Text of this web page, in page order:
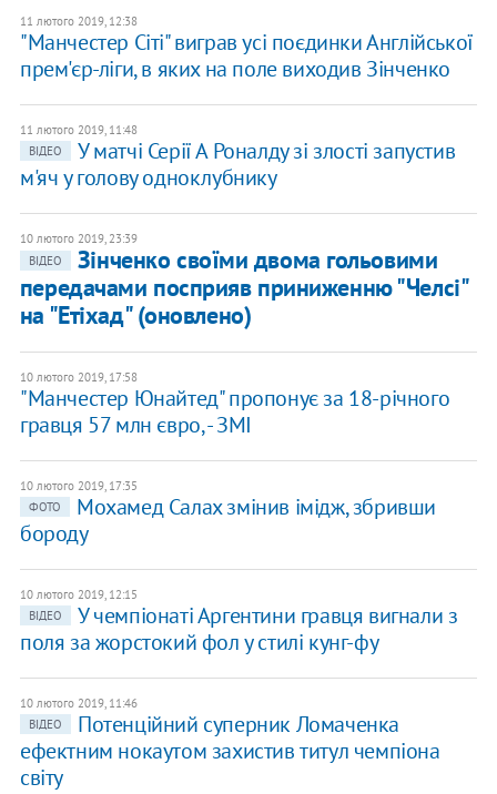
11 лютого 2019, 12:38
"Манчестер Сіті" виграв усі поєдинки Англійської
прем'єр-ліги, в яких на поле виходив Зінченко
11 лютого 2019, 11:48
ВІДЕО
У матчі Серії А Роналду зі злості запустив
м'яч у голову одноклубнику
10 лютого 2019, 23:39
ВІДЕО
Зінченко своїми двома гольовими
передачами посприяв приниженню "Челсі"
на "Етіхад" (оновлено)
10 лютого 2019, 17:58
"Манчестер Юнайтед" пропонує за 18-річного
гравця 57 млн євро, - ЗМІ
10 лютого 2019, 17:35
ФОТО
Мохамед Салах змінив імідж, збривши
бороду
10 лютого 2019, 12:15
ВІДЕО
У чемпіонаті Аргентини гравця вигнали з
поля за жорстокий фол у стилі кунг-фу
10 лютого 2019, 11:46
ВІДЕО
Потенційний суперник Ломаченка
ефектним нокаутом захистив титул чемпіона
світу